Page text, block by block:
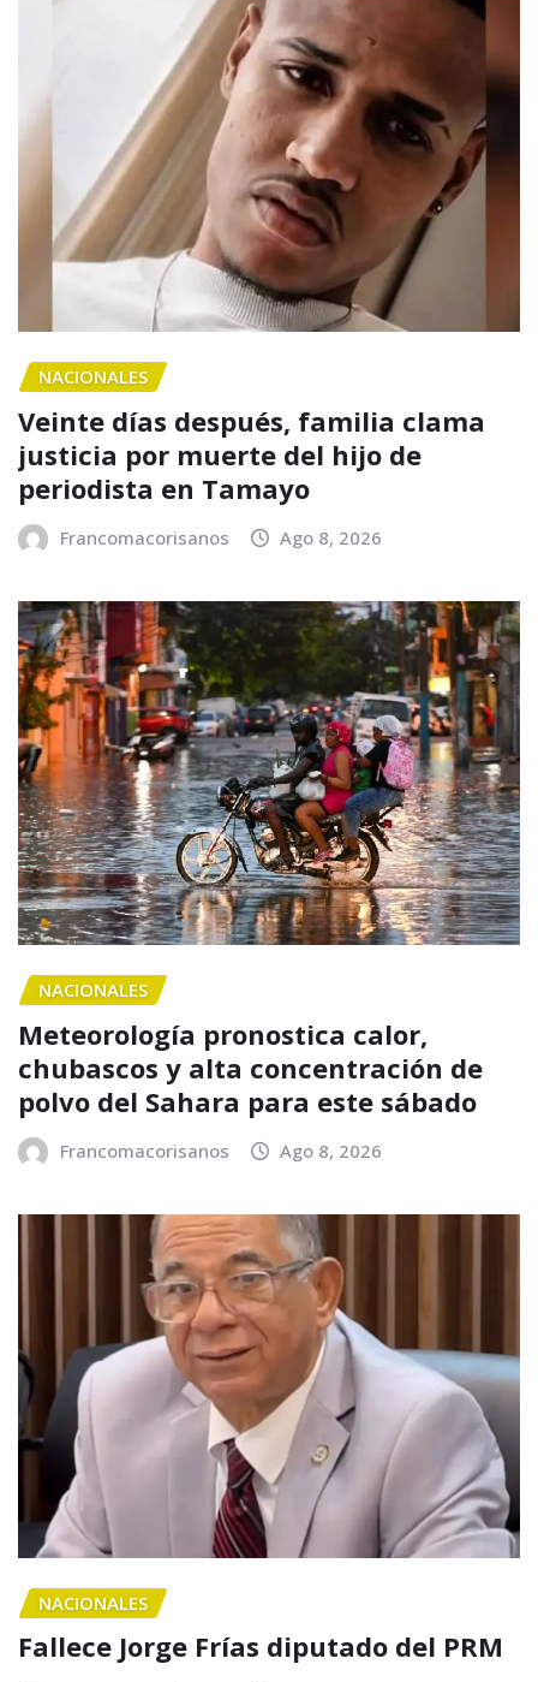
NACIONALES
Veinte días después, familia clama
justicia por muerte del hijo de
periodista en Tamayo
Francomacorisanos Ago 8, 2026
NACIONALES
Meteorología pronostica calor,
chubascos y alta concentración de
polvo del Sahara para este sábado
Francomacorisanos Ago 8, 2026
NACIONALES
Fallece Jorge Frías diputado del PRM